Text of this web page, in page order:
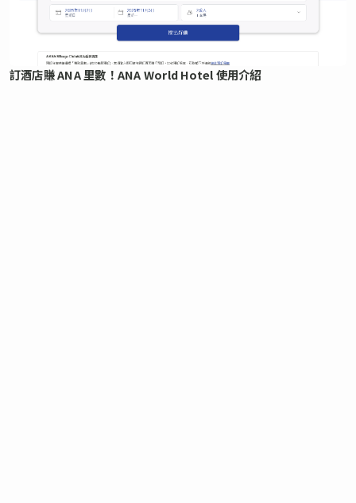
訂酒店賺 ANA 里數！ANA World Hotel 使用介紹